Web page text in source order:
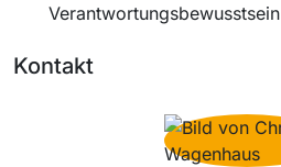
Verantwortungsbewusstsein
Kontakt